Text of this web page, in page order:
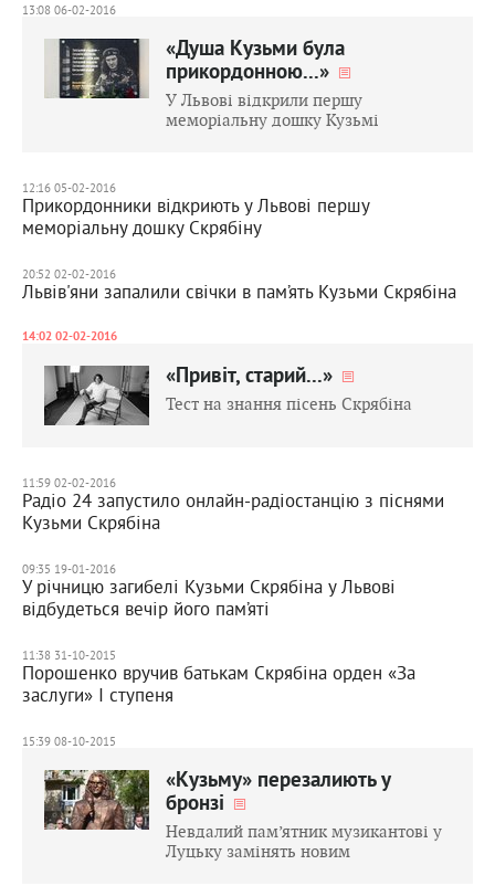
13:08 06-02-2016
«Душа Кузьми була
прикордонною...»
У Львові відкрили першу
меморіальну дошку Кузьмі
12:16 05-02-2016
Прикордонники відкриють у Львові першу
меморіальну дошку Скрябіну
20:52 02-02-2016
Львів'яни запалили свічки в пам’ять Кузьми Скрябіна
14:02 02-02-2016
«Привіт, старий...»
Тест на знання пісень Скрябіна
11:59 02-02-2016
Радіо 24 запустило онлайн-радіостанцію з піснями
Кузьми Скрябіна
09:35 19-01-2016
У річницю загибелі Кузьми Скрябіна у Львові
відбудеться вечір його пам’яті
11:38 31-10-2015
Порошенко вручив батькам Скрябіна орден «За
заслуги» І ступеня
15:39 08-10-2015
«Кузьму» перезалиють у
бронзі
Невдалий пам’ятник музикантові у
Луцьку замінять новим